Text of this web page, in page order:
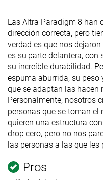
Las Altra Paradigm 8 han
dirección correcta, pero
verdad es que nos
es su parte delantera,
su increíble durabilidad.
espuma aburrida, su
que se adaptan las hacen
Personalmente, nosotros
personas que se toman
quieren una estructura
drop cero, pero no nos
las personas a las que les
Pros